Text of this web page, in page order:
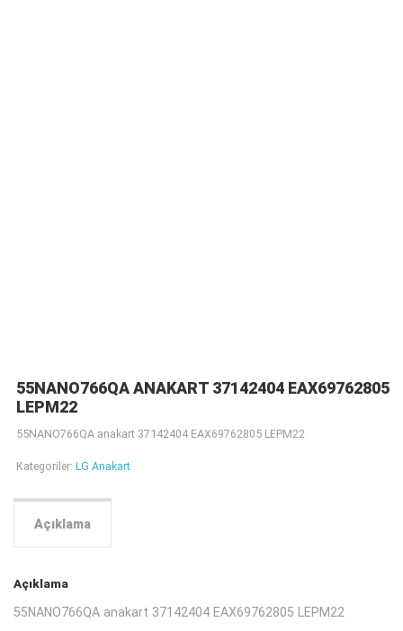
55NANO766QA ANAKART 37142404 EAX69762805
LEPM22
55NANO766QA anakart 37142404 EAX69762805 LEPM22
Kategoriler: LG Anakart
Açıklama
Açıklama
55NANO766QA anakart 37142404 EAX69762805 LEPM22